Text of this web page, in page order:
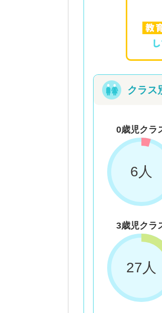
クラス
0歳児クラ
6人
3歳児クラ
27人